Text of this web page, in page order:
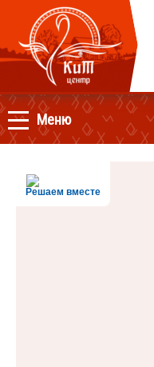
Меню
Решаем вместе